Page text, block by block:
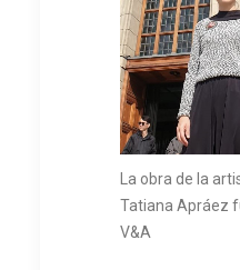
La obra de la
Tatiana Apráez
V&A